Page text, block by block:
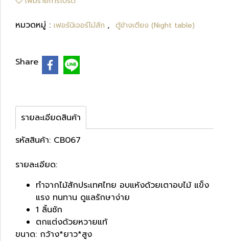
หมวดหมู่ : เฟอร์นิเจอร์ไม้สัก , ตู้ข้างเตียง (Night table)
Share
รายละเอียดสินค้า
รหัสสินค้า: CB067
รายละเอียด:
ทำจากไม้สักประเทศไทย อบแห้งด้วยเตาอบไม้ แข็ง
แรง ทนทาน ดูแลรักษาง่าย
1 ลิ้นชัก
ตกแต่งด้วยหวายแท้
ขนาด: กว้าง*ยาว*สูง